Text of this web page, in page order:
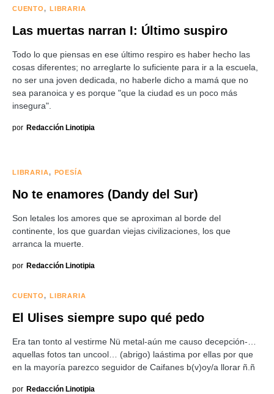
CUENTO LIBRARIA
Las muertas narran I: Último suspiro
Todo lo que piensas en ese último respiro es haber hecho las
cosas diferentes; no arreglarte lo suficiente para ir a la escuela,
no ser una joven dedicada, no haberle dicho a mamá que no
sea paranoica y es porque "que la ciudad es un poco más
insegura".
por Redacción Linotipia
LIBRARIA POESÍA
No te enamores (Dandy del Sur)
Son letales los amores que se aproximan al borde del
continente, los que guardan viejas civilizaciones, los que
arranca la muerte.
por Redacción Linotipia
CUENTO LIBRARIA
El Ulises siempre supo qué pedo
Era tan tonto al vestirme Nü metal-aún me causo decepción-…
aquellas fotos tan uncool… (abrigo) laástima por ellas por que
en la mayoría parezco seguidor de Caifanes b(v)oy/a llorar ñ.ñ
por Redacción Linotipia